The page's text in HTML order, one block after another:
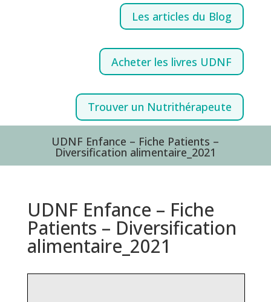
Les articles du Blog
Acheter les livres UDNF
Trouver un Nutrithérapeute
UDNF Enfance – Fiche Patients –
Diversification alimentaire_2021
UDNF Enfance – Fiche
Patients – Diversification
alimentaire_2021